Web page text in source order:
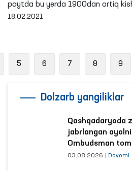
paytda bu yerda 1900dan ortiq
18.02.2021
5 6 7 8 9
Dolzarb yangiliklar
Qashqadaryoda
jabrlangan
Ombudsman
03.08.2026 Davomi